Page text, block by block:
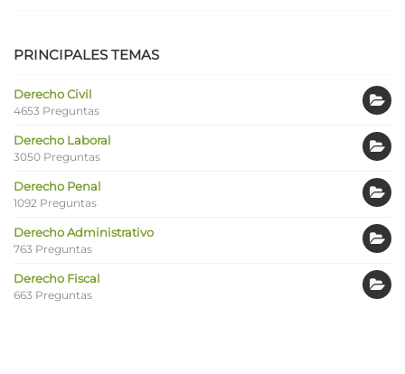
PRINCIPALES TEMAS
Derecho Civil
4653 Preguntas
Derecho Laboral
3050 Preguntas
Derecho Penal
1092 Preguntas
Derecho Administrativo
763 Preguntas
Derecho Fiscal
663 Preguntas